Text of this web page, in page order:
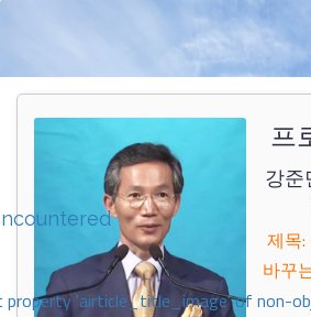
property 'airticle_title_image' of non-
프
강준
제목
바꾸